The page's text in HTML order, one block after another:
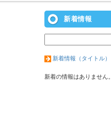
新着情報
新着情報（タイトル）
新着の情報はありません。